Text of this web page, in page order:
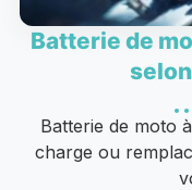
Batterie de
Batterie de moto
charge ou